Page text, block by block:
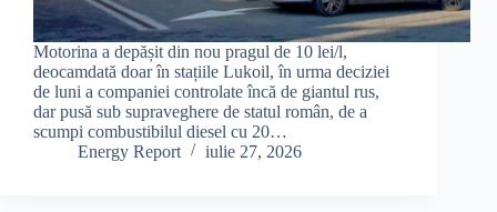
Motorina a depășit din nou pragul de 10 lei/l,
deocamdată doar în stațiile Lukoil, în urma deciziei
de luni a companiei controlate încă de giantul rus,
dar pusă sub supraveghere de statul român, de a
scumpi combustibilul diesel cu 20…
Energy Report
iulie 27, 2026